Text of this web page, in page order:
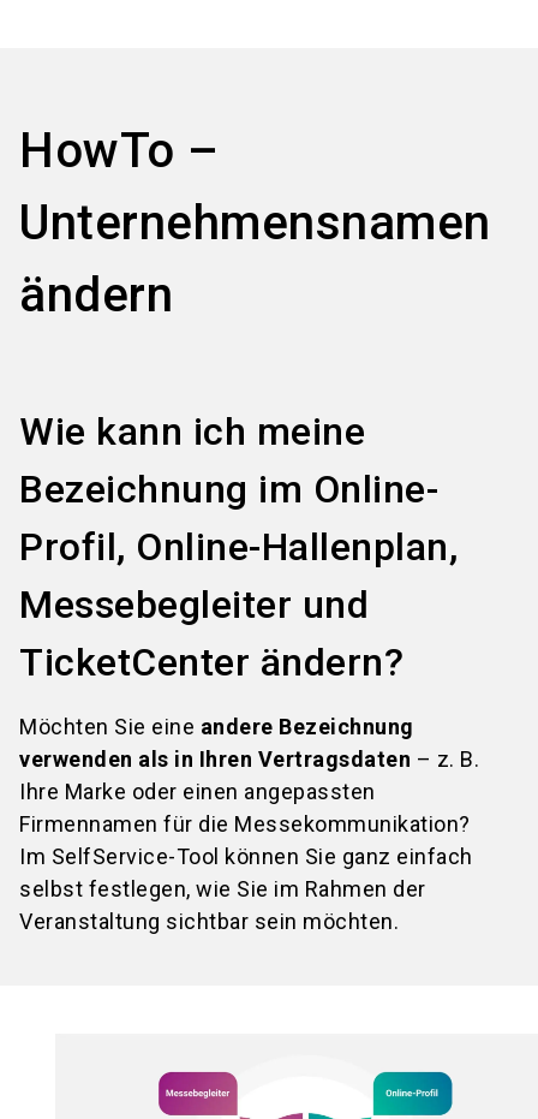
HowTo –
Unternehmensnamen
ändern
Wie kann ich meine
Bezeichnung im Online-
Profil, Online-Hallenplan,
Messebegleiter und
TicketCenter ändern?
Möchten Sie eine andere Bezeichnung
verwenden als in Ihren Vertragsdaten – z. B.
Ihre Marke oder einen angepassten
Firmennamen für die Messekommunikation?
Im SelfService-Tool können Sie ganz einfach
selbst festlegen, wie Sie im Rahmen der
Veranstaltung sichtbar sein möchten.